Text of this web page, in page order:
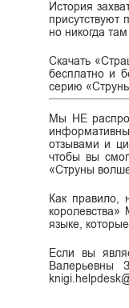
История
присутствуют
но никогда
Скачать
бесплатно и
серию
Мы НЕ
отзывами и
чтобы вы
«Струны
Как правило,
языке,
Если вы
Валерьевны